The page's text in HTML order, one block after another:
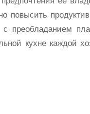
повысить
преобладанием
кухне каждой